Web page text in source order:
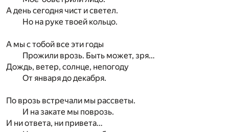
А день сегодня чист и светел.
Но на руке твоей кольцо.
А мы с тобой все эти годы
Прожили врозь. Быть может, зря…
Дождь, ветер, солнце, непогоду
От января до декабря.
По врозь встречали мы рассветы.
И на закате мы поврозь.
И ни ответа, ни привета…